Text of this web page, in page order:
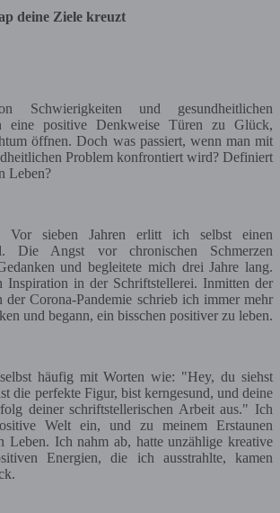
deine Ziele kreuzt
Schwierigkeiten und gesundheitlichen
eine positive Denkweise Türen zu Glück,
öffnen. Doch was passiert, wenn man mit
Problem konfrontiert wird? Definiert
Leben?
Vor sieben Jahren erlitt ich selbst einen
Die Angst vor chronischen Schmerzen
und begleitete mich drei Jahre lang.
Inspiration in der Schriftstellerei. Inmitten der
der Corona-Pandemie schrieb ich immer mehr
und begann, ein bisschen positiver zu leben.
häufig mit Worten wie: "Hey, du siehst
die perfekte Figur, bist kerngesund, und deine
deiner schriftstellerischen Arbeit aus." Ich
Welt ein, und zu meinem Erstaunen
Leben. Ich nahm ab, hatte unzählige kreative
Energien, die ich ausstrahlte, kamen